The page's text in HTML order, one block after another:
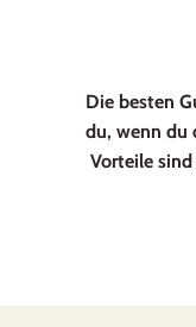
Die besten
du, wenn du
Vorteile